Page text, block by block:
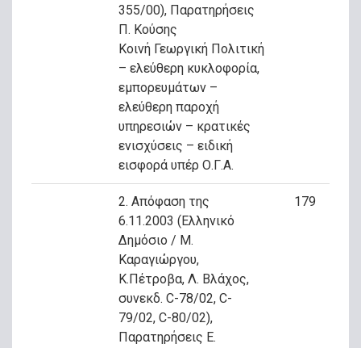
355/00), Παρατηρήσεις
Π. Κούσης
Κοινή Γεωργική Πολιτική
– ελεύθερη κυκλοφορία,
εμπορευμάτων –
ελεύθερη παροχή
υπηρεσιών – κρατικές
ενισχύσεις – ειδική
εισφορά υπέρ Ο.Γ.Α.
2. Απόφαση της
6.11.2003 (Ελληνικό
Δημόσιο / Μ.
Καραγιώργου,
Κ.Πέτροβα, Λ. Βλάχος,
συνεκδ. C-78/02, C-
79/02, C-80/02),
Παρατηρήσεις Ε.
179